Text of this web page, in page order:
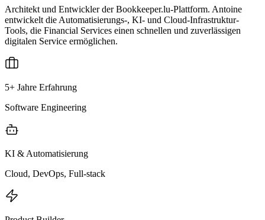
Architekt und Entwickler der Bookkeeper.lu-Plattform. Antoine
entwickelt die Automatisierungs-, KI- und Cloud-Infrastruktur-
Tools, die Financial Services einen schnellen und zuverlässigen
digitalen Service ermöglichen.
5+ Jahre Erfahrung
Software Engineering
KI & Automatisierung
Cloud, DevOps, Full-stack